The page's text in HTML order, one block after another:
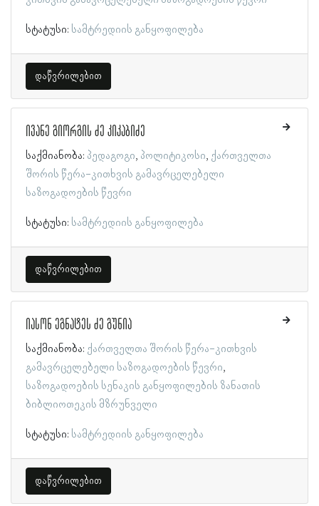
სტატუსი: სამტრედიის განყოფილება
დაწვრილებით
ივანე გიორგის ძე კიკაბიძე
საქმიანობა: პედაგოგი პოლიტიკოსი ქართველთა
შორის წერა-კითხვის გამავრცელებელი
საზოგადოების წევრი
სტატუსი: სამტრედიის განყოფილება
დაწვრილებით
იასონ ეგნატეს ძე გუნია
საქმიანობა: ქართველთა შორის წერა-კითხვის
გამავრცელებელი საზოგადოების წევრი
საზოგადოების სენაკის განყოფილების ზანათის
ბიბლიოთეკის მზრუნველი
სტატუსი: სამტრედიის განყოფილება
დაწვრილებით